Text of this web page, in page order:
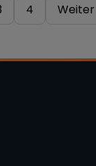
4